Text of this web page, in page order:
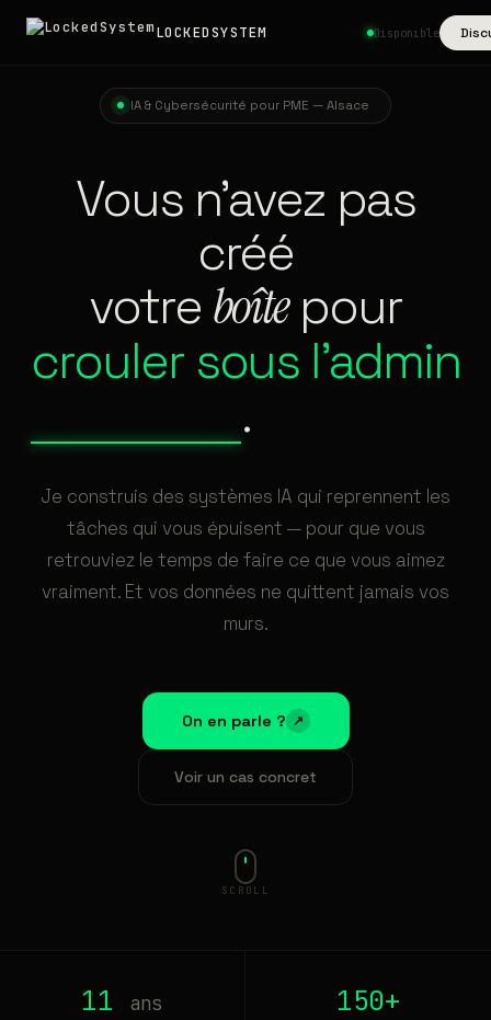
LOCKEDSYSTEM Disponible
IA & Cybersécurité pour PME — Alsace
Vous n'avez pas
créé
votre boîtepour
crouler sous l'admin
.
Je construis des systèmes IA qui reprennent les
tâches qui vous épuisent — pour que vous
retrouviez le temps de faire ce que vous aimez
vraiment. Et vos données ne quittent jamais vos
murs.
On en parle ? ↗
Voir un cas concret
SCROLL
11 ans 150+